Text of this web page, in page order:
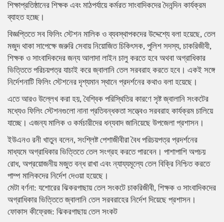
শিক্ষাপ্রতিষ্ঠানের শিক্ষক এবং মাঠপর্যায়ে কর্মরত সাংবাদিকদের দৈনন্দিন কার্যক্রম
ব্যাহত হচ্ছে।
বিজ্ঞপ্তিতে সব ফিলিং স্টেশন মালিক ও ব্যবস্থাপকদের উদ্দেশ্যে বলা হয়েছে, তেল
মজুদ থাকা সাপেক্ষে জরুরি সেবায় নিয়োজিত চিকিৎসক, পুলিশ সদস্য, চাকরিজীবী,
শিক্ষক ও সাংবাদিকদের জন্য আলাদা লাইন চালু করতে হবে অথবা অগ্রাধিকার
ভিত্তিতে পরিচয়পত্র যাচাই করে জ্বালানি তেল সরবরাহ করতে হবে। একই সঙ্গে
নির্দেশনাটি ফিলিং স্টেশনের দৃশ্যমান স্থানে প্রদর্শনের কথাও বলা হয়েছে।
এতে আরও উল্লেখ করা হয়, বৈশ্বিক পরিস্থিতির কারণে সৃষ্ট জ্বালানি সংকটের
মধ্যেও ফিলিং স্টেশনগুলো নানা প্রতিবন্ধকতা সত্ত্বেও সরবরাহ কার্যক্রম চালিয়ে
যাচ্ছে। এজন্য মালিক ও কর্মচারীদের ধন্যবাদ জানিয়েছে উপজেলা প্রশাসন।
ইউএনও রনী খাতুন বলেন, সংশ্লিষ্ট পেশাজীবীরা বৈধ পরিচয়পত্র প্রদর্শনের
মাধ্যমে অগ্রাধিকার ভিত্তিতে তেল সংগ্রহ করতে পারবেন। পাশাপাশি অপচয়
রোধ, অপ্রয়োজনীয় মজুত বন্ধ রাখা এবং ন্যায্যমূল্যে তেল বিক্রি নিশ্চিত করতে
পাম্প মালিকদের নির্দেশ দেওয়া হয়েছে।
মেটা বর্ণনা: যশোরের ঝিকরগাছায় তেল সংকটে চাকরিজীবী, শিক্ষক ও সাংবাদিকদের
অগ্রাধিকার ভিত্তিতে জ্বালানি তেল সরবরাহের নির্দেশ দিয়েছে প্রশাসন।
ফোকাস কীফ্রেজ: ঝিকরগাছায় তেল সংকট